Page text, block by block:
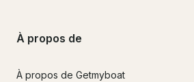
À propos de
À propos de Getmyboat